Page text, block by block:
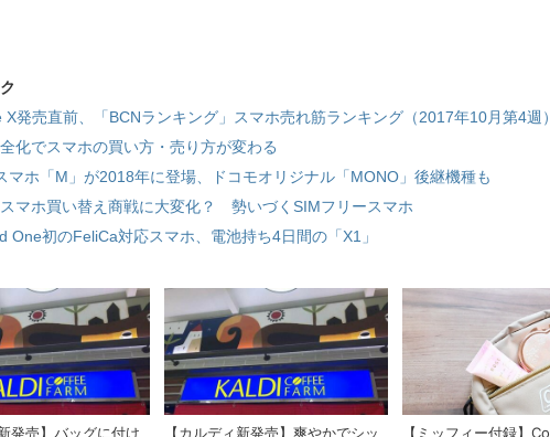
X発売直前、「BCNランキング」スマホ売れ筋ランキング（2017年10月第4週）
化でスマホの買い方・売り方が変わる
マホ「M」が2018年に登場、ドコモオリジナル「MONO」後継機種も
マホ買い替え商戦に大変化？ 勢いづくSIMフリースマホ
One初のFeliCa対応スマホ、電池持ち4日間の「X1」